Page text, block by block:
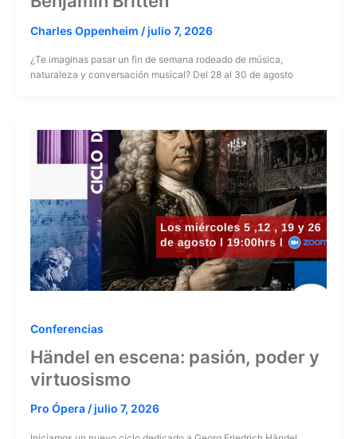
Charles Oppenheim /julio 7, 2026
¿Te imaginas pasar un fin de semana rodeado de música,
naturaleza y conversación musical? Del 28 al 30 de agosto
Conferencias
Händel en escena: pasión, poder y
virtuosismo
Pro Ópera /julio 7, 2026